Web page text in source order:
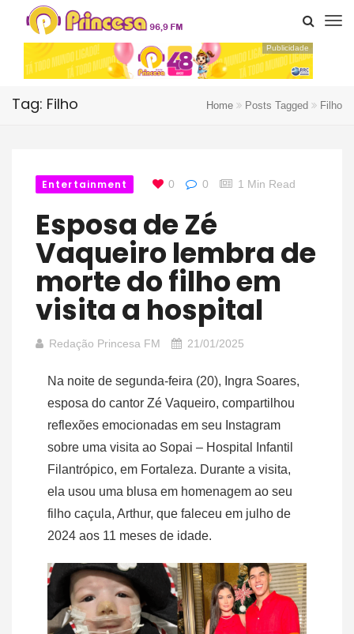
Publicidade
Tag: Filho Home Posts Tagged Filho
Entertainment 0 0 1 Min Read
Esposa de Zé
Vaqueiro lembra de
morte do filho em
visita a hospital
Redação Princesa FM 21/01/2025
Na noite de segunda-feira (20), Ingra Soares,
esposa do cantor Zé Vaqueiro, compartilhou
reflexões emocionadas em seu Instagram
sobre uma visita ao Sopai – Hospital Infantil
Filantrópico, em Fortaleza. Durante a visita,
ela usou uma blusa em homenagem ao seu
filho caçula, Arthur, que faleceu em julho de
2024 aos 11 meses de idade.